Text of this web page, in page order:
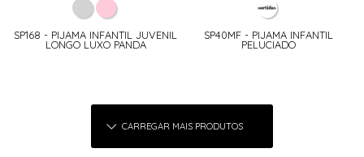
SP168 - PIJAMA INFANTIL JUVENIL
LONGO LUXO PANDA
SP40MF - PIJAMA INFANTIL
PELUCIADO
CARREGAR MAIS PRODUTOS